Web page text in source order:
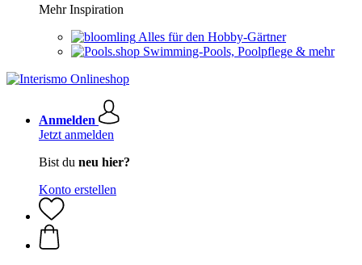
Mehr Inspiration
Alles für den Hobby-Gärtner
Swimming-Pools, Poolpflege & mehr
Anmelden
Jetzt anmelden
Bist du neu hier?
Konto erstellen